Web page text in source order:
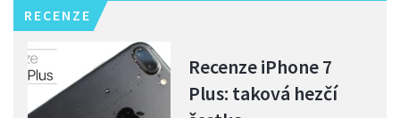
RECENZE
Recenze iPhone 7
Plus: taková hezčí